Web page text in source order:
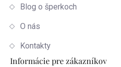
Blog o šperkoch
O nás
Kontakty
Informácie pre zákazníkov